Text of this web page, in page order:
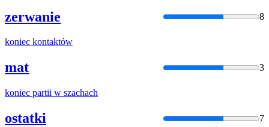
zerwanie 8
koniec kontaktów
mat 3
koniec partii w szachach
ostatki 7